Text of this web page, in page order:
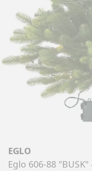
EGLO
Eglo 606-88